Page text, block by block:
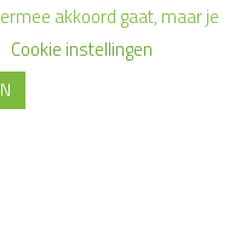
akkoord gaat, maar je
Cookie instellingen